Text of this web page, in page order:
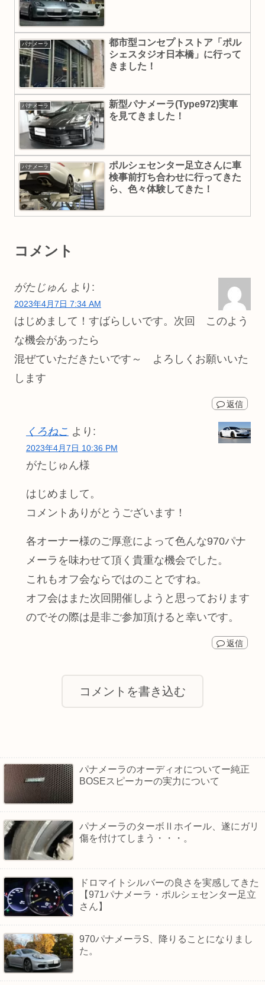
パナメーラ
都市型コンセプトストア「ポル
シェスタジオ日本橋」に行って
きました！
パナメーラ
新型パナメーラ(Type972)実車
を見てきました！
パナメーラ
ポルシェセンター足立さんに車
検事前打ち合わせに行ってきた
ら、色々体験してきた！
コメント
がたじゅん より:
2023年4月7日 7:34 AM
はじめまして！すばらしいです。次回 このよう
な機会があったら
混ぜていただきたいです～ よろしくお願いいた
します
返信
くろねこ より:
2023年4月7日 10:36 PM
がたじゅん様
はじめまして。
コメントありがとうございます！
各オーナー様のご厚意によって色んな970パナ
メーラを味わせて頂く貴重な機会でした。
これもオフ会ならではのことですね。
オフ会はまた次回開催しようと思っております
のでその際は是非ご参加頂けると幸いです。
返信
コメントを書き込む
パナメーラのオーディオについてー純正
BOSEスピーカーの実力について
パナメーラのターボⅡホイール、遂にガリ
傷を付けてしまう・・・。
ドロマイトシルバーの良さを実感してきた
【971パナメーラ・ポルシェセンター足立
さん】
970パナメーラS、降りることになりまし
た。